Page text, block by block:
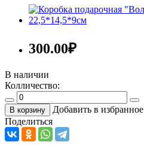
300.00₽
В наличии
Колличество:
В корзину
Добавить в избранное
Поделиться